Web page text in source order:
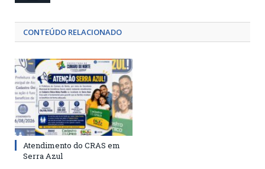
CONTEÚDO RELACIONADO
Atendimento do CRAS em
Serra Azul